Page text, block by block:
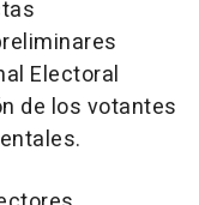
Electoral
de los votantes